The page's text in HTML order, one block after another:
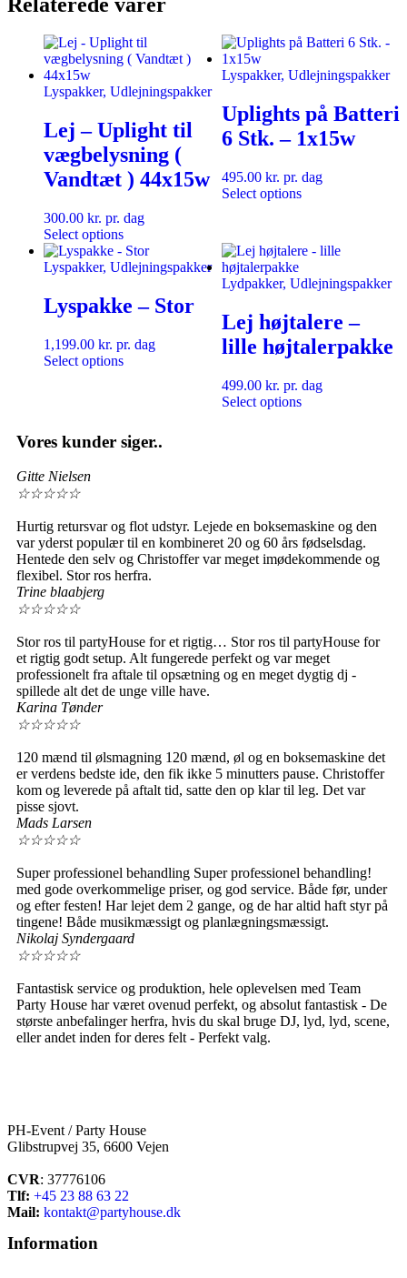
Lyspakker, Udlejningspakker
Lej – Uplight til
vægbelysning (
Vandtæt ) 44x15w
300.00 kr. pr. dag
Select options
Lyspakker, Udlejningspakker
Uplights på Batteri
6 Stk. – 1x15w
495.00 kr. pr. dag
Select options
Lyspakker, Udlejningspakker
Lyspakke – Stor
1,199.00 kr. pr. dag
Select options
Lydpakker, Udlejningspakker
Lej højtalere –
lille højtalerpakke
499.00 kr. pr. dag
Select options
Vores kunder siger..
Gitte Nielsen
☆☆☆☆☆
Hurtig retursvar og flot udstyr. Lejede en boksemaskine og den
var yderst populær til en kombineret 20 og 60 års fødselsdag.
Hentede den selv og Christoffer var meget imødekommende og
flexibel. Stor ros herfra.
Trine blaabjerg
☆☆☆☆☆
Stor ros til partyHouse for et rigtig… Stor ros til partyHouse for
et rigtig godt setup. Alt fungerede perfekt og var meget
professionelt fra aftale til opsætning og en meget dygtig dj -
spillede alt det de unge ville have.
Karina Tønder
☆☆☆☆☆
120 mænd til ølsmagning 120 mænd, øl og en boksemaskine det
er verdens bedste ide, den fik ikke 5 minutters pause. Christoffer
kom og leverede på aftalt tid, satte den op klar til leg. Det var
pisse sjovt.
Mads Larsen
☆☆☆☆☆
Super professionel behandling Super professionel behandling!
med gode overkommelige priser, og god service. Både før, under
og efter festen! Har lejet dem 2 gange, og de har altid haft styr på
tingene! Både musikmæssigt og planlægningsmæssigt.
Nikolaj Syndergaard
☆☆☆☆☆
Fantastisk service og produktion, hele oplevelsen med Team
Party House har været ovenud perfekt, og absolut fantastisk - De
største anbefalinger herfra, hvis du skal bruge DJ, lyd, lyd, scene,
eller andet inden for deres felt - Perfekt valg.
PH-Event / Party House
Glibstrupvej 35, 6600 Vejen
CVR: 37776106
Tlf: +45 23 88 63 22
Mail: kontakt@partyhouse.dk
Information